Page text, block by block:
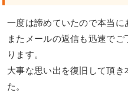
一度は諦めていたので本当に
またメールの返信も迅速で
ります。
大事な思い出を復旧して頂
た。